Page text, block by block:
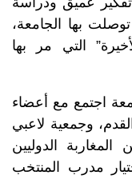
بها الجامعة،
التي مر بها
اجتمع مع أعضاء
وجمعية لاعبي
المغاربة الدوليين
مدرب المنتخب